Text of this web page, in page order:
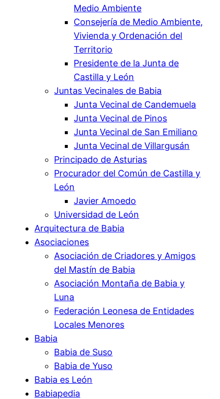
Medio Ambiente
Consejería de Medio Ambiente,
Vivienda y Ordenación del
Territorio
Presidente de la Junta de
Castilla y León
Juntas Vecinales de Babia
Junta Vecinal de Candemuela
Junta Vecinal de Pinos
Junta Vecinal de San Emiliano
Junta Vecinal de Villargusán
Principado de Asturias
Procurador del Común de Castilla y
León
Javier Amoedo
Universidad de León
Arquitectura de Babia
Asociaciones
Asociación de Criadores y Amigos
del Mastín de Babia
Asociación Montaña de Babia y
Luna
Federación Leonesa de Entidades
Locales Menores
Babia
Babia de Suso
Babia de Yuso
Babia es León
Babiapedia